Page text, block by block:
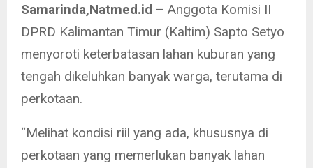
Samarinda,Natmed.id – Anggota Komisi II
DPRD Kalimantan Timur (Kaltim) Sapto Setyo
menyoroti keterbatasan lahan kuburan yang
tengah dikeluhkan banyak warga, terutama di
perkotaan.
“Melihat kondisi riil yang ada, khususnya di
perkotaan yang memerlukan banyak lahan